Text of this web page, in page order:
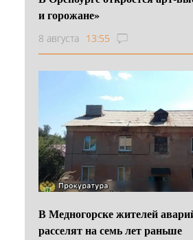
и горожане»
8 августа 13:55
В Медногорске жителей
расселят на семь лет раньше